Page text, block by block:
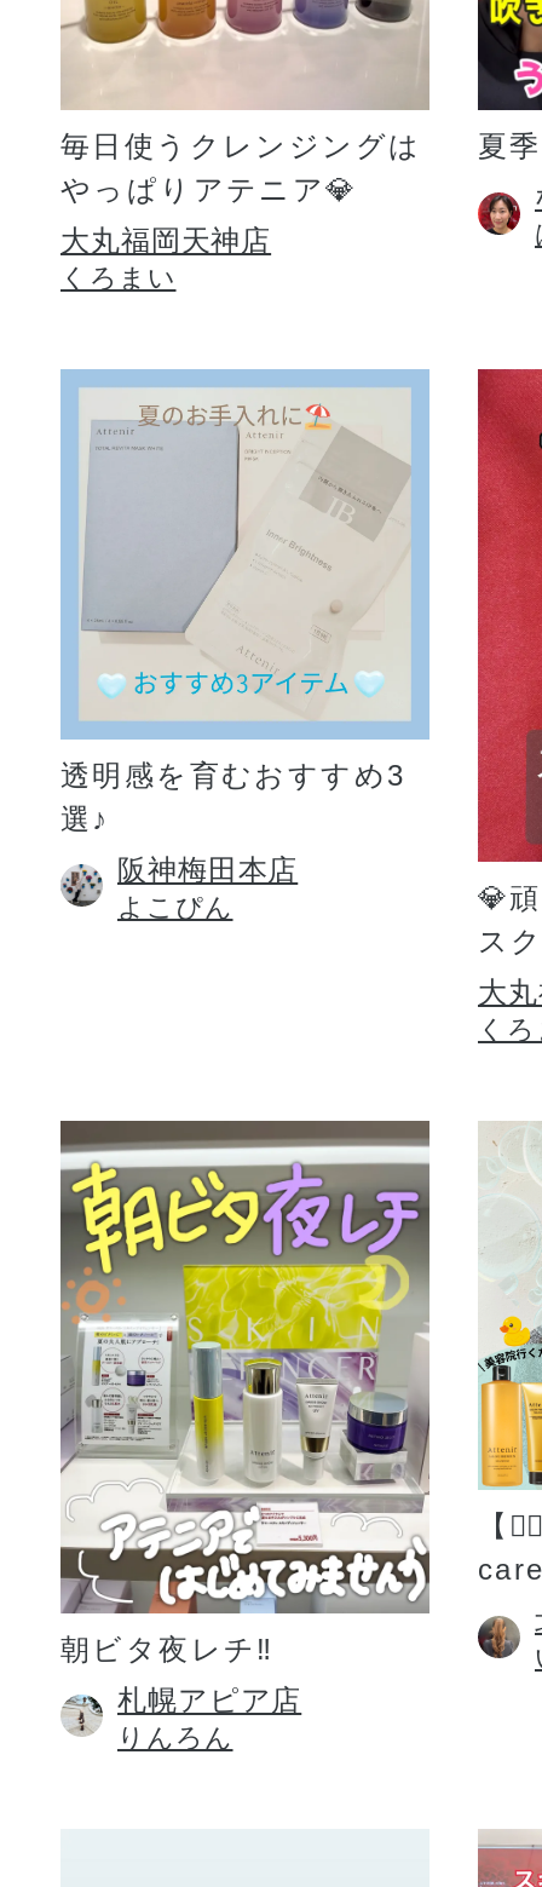
毎日使うクレンジングは
やっぱりアテニア💎
大丸福岡天神店
くろまい
夏
透明感を育むおすすめ3
選♪
阪神梅田本店
よこぴん
💎
ス
大
く
朝ビタ夜レチ‼️
札幌アピア店
りんろん
【